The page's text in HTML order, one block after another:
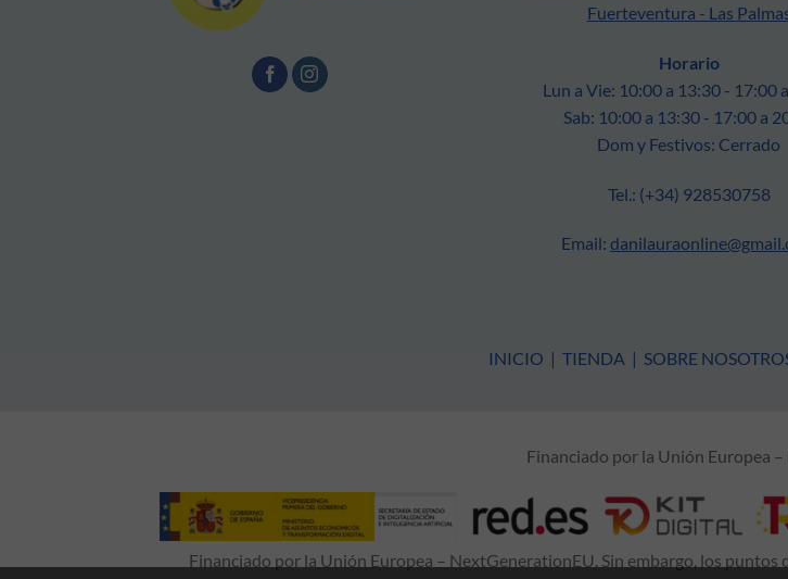
Fuerteventura - Las
Horario
Lun a Vie: 10:00 a 13:30 - 17:00
Sab: 10:00 a 13:30 - 17:00 a
Dom y Festivos: Cerrado
Tel.: (+34) 928530758
Email:
INICIO | TIENDA | SOBRE
Financiado por la Unión Europea
Financiado por la Unión Europea – NextGenerationEU. Sin embargo, los